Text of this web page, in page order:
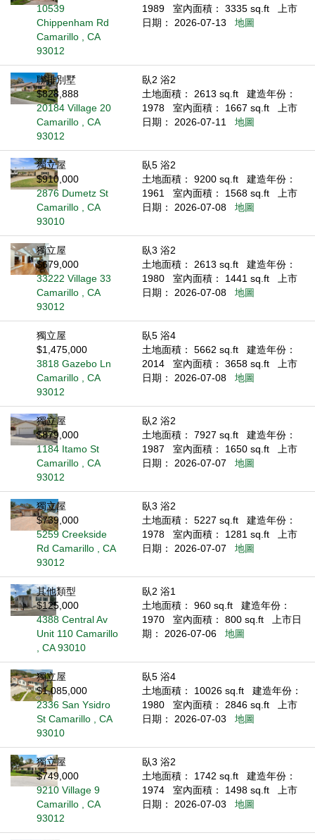
10539
Chippenham Rd
Camarillo , CA
93012
1989 室內面積： 3335 sq.ft
上市
日期： 2026-07-13
地圖
聯排別墅
$828,888
20184 Village 20
Camarillo , CA
93012
臥2 浴2
土地面積： 2613 sq.ft
建造年份：
1978
室內面積： 1667 sq.ft
上市
日期： 2026-07-11
地圖
獨立屋
$910,000
2876 Dumetz St
Camarillo , CA
93010
臥5 浴2
土地面積： 9200 sq.ft
建造年份：
1961
室內面積： 1568 sq.ft
上市
日期： 2026-07-08
地圖
獨立屋
$679,000
33222 Village 33
Camarillo , CA
93012
臥3 浴2
土地面積： 2613 sq.ft
建造年份：
1980
室內面積： 1441 sq.ft
上市
日期： 2026-07-08
地圖
獨立屋
$1,475,000
3818 Gazebo Ln
Camarillo , CA
93012
臥5 浴4
土地面積： 5662 sq.ft
建造年份：
2014
室內面積： 3658 sq.ft
上市
日期： 2026-07-08
地圖
獨立屋
$879,000
1184 Itamo St
Camarillo , CA
93012
臥2 浴2
土地面積： 7927 sq.ft
建造年份：
1987
室內面積： 1650 sq.ft
上市
日期： 2026-07-07
地圖
獨立屋
$739,000
5259 Creekside
Rd Camarillo , CA
93012
臥3 浴2
土地面積： 5227 sq.ft
建造年份：
1978
室內面積： 1281 sq.ft
上市
日期： 2026-07-07
地圖
其他類型
$125,000
4388 Central Av
Unit 110 Camarillo
, CA 93010
臥2 浴1
土地面積： 960 sq.ft
建造年份：
1970
室內面積： 800 sq.ft
上市日
期： 2026-07-06
地圖
獨立屋
$1,085,000
2336 San Ysidro
St Camarillo , CA
93010
臥5 浴4
土地面積： 10026 sq.ft
建造年份：
1980
室內面積： 2846 sq.ft
上市
日期： 2026-07-03
地圖
獨立屋
$749,000
9210 Village 9
Camarillo , CA
93012
臥3 浴2
土地面積： 1742 sq.ft
建造年份：
1974
室內面積： 1498 sq.ft
上市
日期： 2026-07-03
地圖